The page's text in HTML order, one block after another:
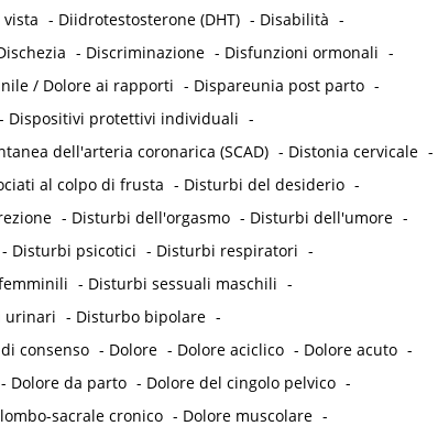
- Diidrotestosterone (DHT) - Disabilità -
- Discriminazione - Disfunzioni ormonali -
/ Dolore ai rapporti - Dispareunia post parto -
- Dispositivi protettivi individuali -
dell'arteria coronarica (SCAD) - Distonia cervicale -
al colpo di frusta - Disturbi del desiderio -
- Disturbi dell'orgasmo - Disturbi dell'umore -
- Disturbi psicotici - Disturbi respiratori -
- Disturbi sessuali maschili -
urinari - Disturbo bipolare -
consenso - Dolore - Dolore aciclico - Dolore acuto -
- Dolore da parto - Dolore del cingolo pelvico -
sacrale cronico - Dolore muscolare -